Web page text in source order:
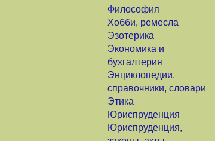
Философия
Хобби, ремесла
Эзотерика
Экономика и
бухгалтерия
Энциклопедии,
справочники, словари
Этика
Юриспруденция
Юриспруденция,